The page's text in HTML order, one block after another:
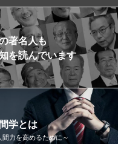
著名人も
を読んでいます
学とは
間力を高めるために～